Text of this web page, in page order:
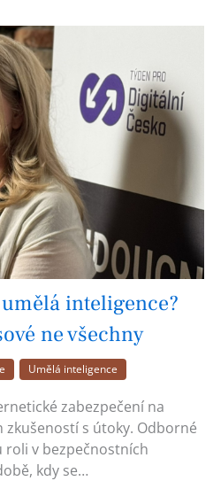
inteligence?
ne všechny
Umělá inteligence
zabezpečení na
zkušeností s útoky. Odborné
v bezpečnostních
kdy se…